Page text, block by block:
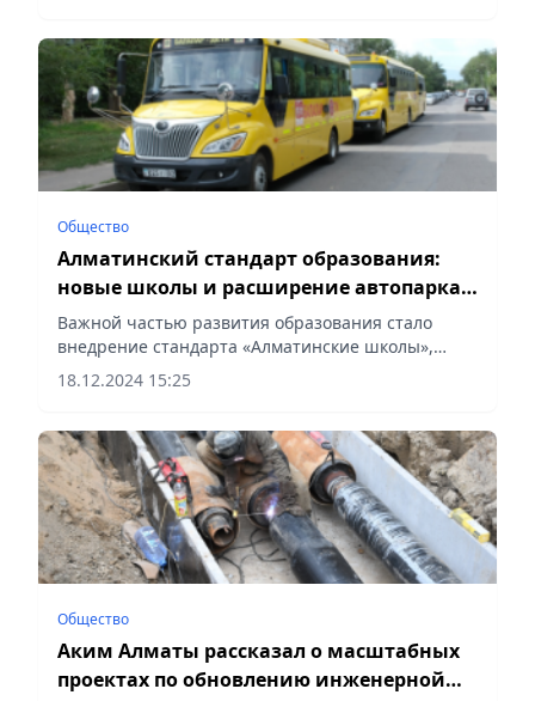
Общество
Алматинский стандарт образования:
новые школы и расширение автопарка
школьных автобусов
Важной частью развития образования стало
внедрение стандарта «Алматинские школы»,
сообщает Vecher.kz.
18.12.2024 15:25
Общество
Аким Алматы рассказал о масштабных
проектах по обновлению инженерной